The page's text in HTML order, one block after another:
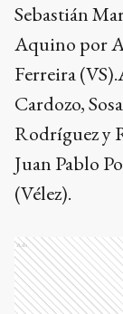
Sebastián
Aquino por
Ferreira
Cardozo,
Rodríguez y
Juan Pablo
(Vélez).
Ads